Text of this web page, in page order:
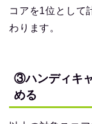
コアを1位として
わります。
③ハンディキ
める